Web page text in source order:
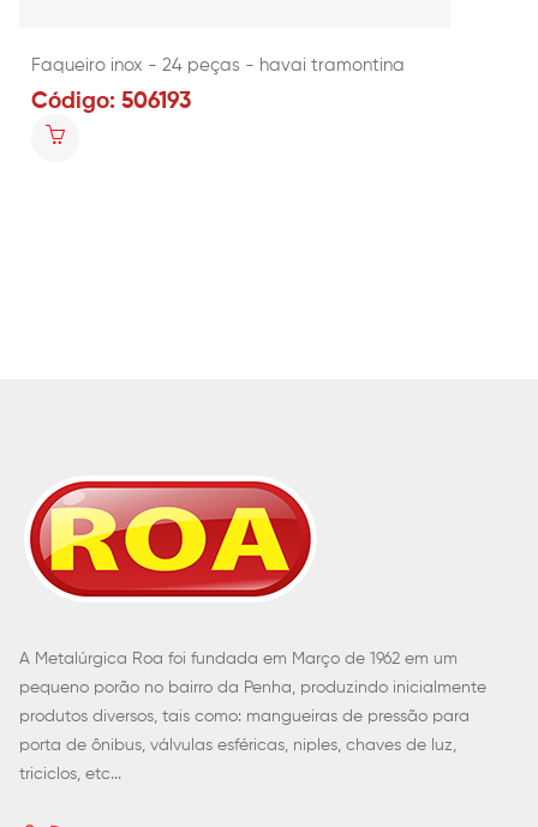
Faqueiro inox - 24 peças - havai tramontina
Código: 506193
A Metalúrgica Roa foi fundada em Março de 1962 em um
pequeno porão no bairro da Penha, produzindo inicialmente
produtos diversos, tais como: mangueiras de pressão para
porta de ônibus, válvulas esféricas, niples, chaves de luz,
triciclos, etc...